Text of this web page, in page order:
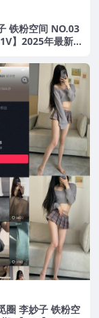
铁粉空间 NO.03
】2025年最新
圈 李妙子 铁粉空